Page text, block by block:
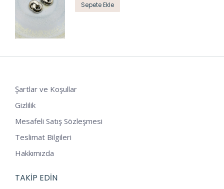
Sepete Ekle
Şartlar ve Koşullar
Gizlilik
Mesafeli Satış Sözleşmesi
Teslimat Bilgileri
Hakkımızda
TAKIP EDIN